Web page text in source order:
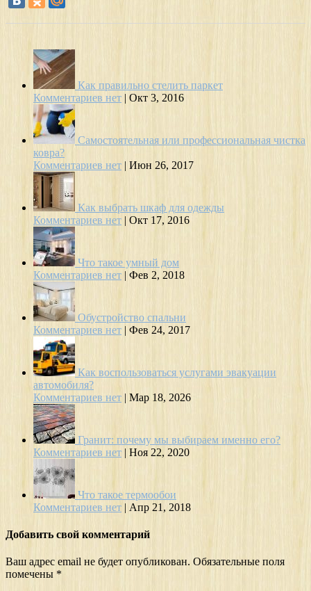
Как правильно стелить паркет
Комментариев нет | Окт 3, 2016
Самостоятельная или профессиональная чистка
ковра?
Комментариев нет | Июн 26, 2017
Как выбрать шкаф для одежды
Комментариев нет | Окт 17, 2016
Что такое умный дом
Комментариев нет | Фев 2, 2018
Обустройство спальни
Комментариев нет | Фев 24, 2017
Как воспользоваться услугами эвакуации
автомобиля?
Комментариев нет | Мар 18, 2026
Гранит: почему мы выбираем именно его?
Комментариев нет | Ноя 22, 2020
Что такое термообои
Комментариев нет | Апр 21, 2018
Добавить свой комментарий
Ваш адрес email не будет опубликован. Обязательные поля
помечены *